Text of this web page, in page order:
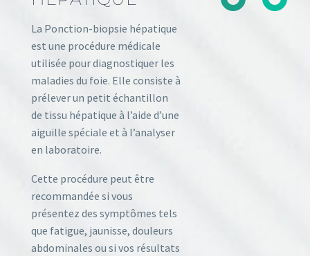
La Ponction-biopsie hépatique
est une procédure médicale
utilisée pour diagnostiquer les
maladies du foie. Elle consiste à
prélever un petit échantillon
de tissu hépatique à l’aide d’une
aiguille spéciale et à l’analyser
en laboratoire.
Cette procédure peut être
recommandée si vous
présentez des symptômes tels
que fatigue, jaunisse, douleurs
abdominales ou si vos résultats